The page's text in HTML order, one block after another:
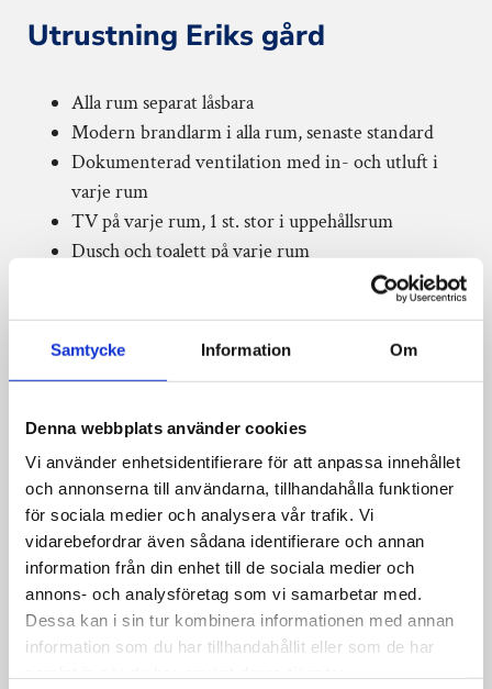
Samtycke Information Om
Denna webbplats använder cookies
Vi använder enhetsidentifierare för att anpassa innehållet
och annonserna till användarna, tillhandahålla funktioner
för sociala medier och analysera vår trafik. Vi
vidarebefordrar även sådana identifierare och annan
information från din enhet till de sociala medier och
annons- och analysföretag som vi samarbetar med.
Dessa kan i sin tur kombinera informationen med annan
information som du har tillhandahållit eller som de har
SLÄKTTRÄFF
AKTIVITETER
TILLVAL
OFFERT
Utrustning Eriks gård
Alla rum separat låsbara
Modern brandlarm i alla rum, senaste standard
Dokumenterad ventilation med in- och utluft i
varje rum
TV på varje rum, 1 st. stor i uppehållsrum
Dusch och toalett på varje rum
Torktumlare
Brödrost
Mikro
Vattenkokare
Kaffemaskin
Diskmaskin
Grillpaviljong med sittbänkar och bord under tak
Torr ved
Privat enklare badplats med sandstrand, 1500 m